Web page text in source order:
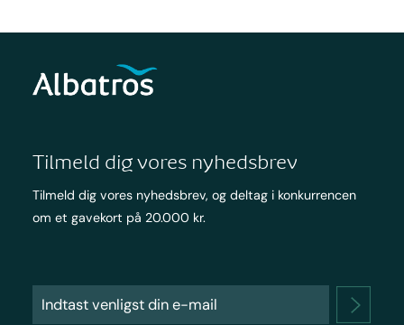
Tilmeld dig vores nyhedsbrev
Tilmeld dig vores nyhedsbrev, og deltag i konkurrencen
om et gavekort på 20.000 kr.